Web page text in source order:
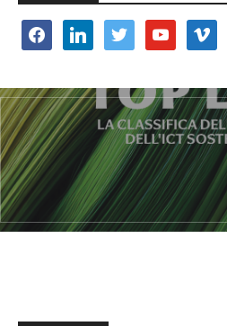
facebooklinkedin twitter youtube vimeo